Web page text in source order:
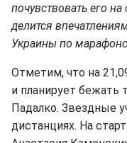
почувствовать его на
делится
Украины по
Отметим, что на
и планирует бежать
Падалко. Звездные
дистанциях. На